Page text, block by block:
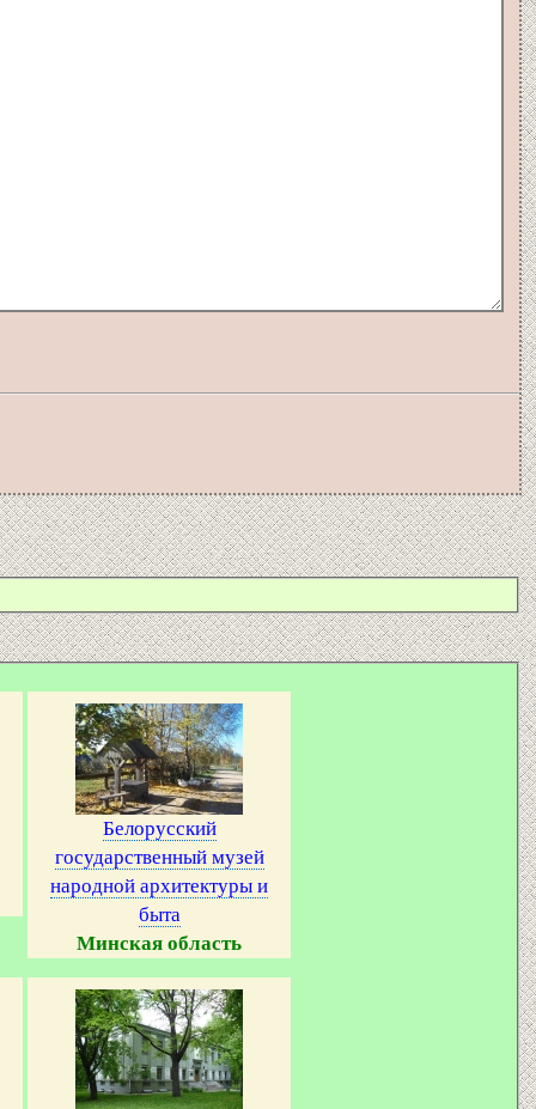
Белорусский
государственный музей
народной архитектуры и
быта
Минская область